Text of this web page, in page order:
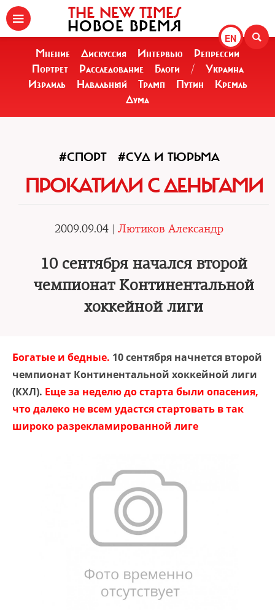
EN
THE NEW TIMES
НОВОЕ ВРЕМЯ
Мнение Дискуссия Интервью
Репрессии
Портрет
Расследование Блоги /
Украина
Израиль
Навальный Трамп Путин
Кремль
Дума
#СПОРТ #СУД И ТЮРЬМА
ПРОКАТИЛИ С ДЕНЬГАМИ
2009.09.04 | Лютиков Александр
10 сентября начался второй
чемпионат Континентальной
хоккейной лиги
Богатые и бедные. 10 сентября начнется второй
чемпионат Континентальной хоккейной лиги
(КХЛ). Еще за неделю до старта были опасения,
что далеко не всем удастся стартовать в так
широко разрекламированной лиге